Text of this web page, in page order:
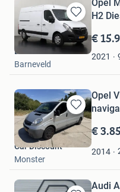
Bewaren
in
Mijn
Favorieten
Opel
H2
€
2021
Dutchvans.com
Barneveld
Bewaren
in
Mijn
Favorieten
Opel
€
2014
Car Discount
Monster
Audi